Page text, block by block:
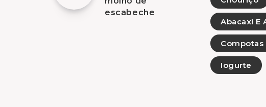
escabeche
Abacaxi E
Compotas
Iogurte